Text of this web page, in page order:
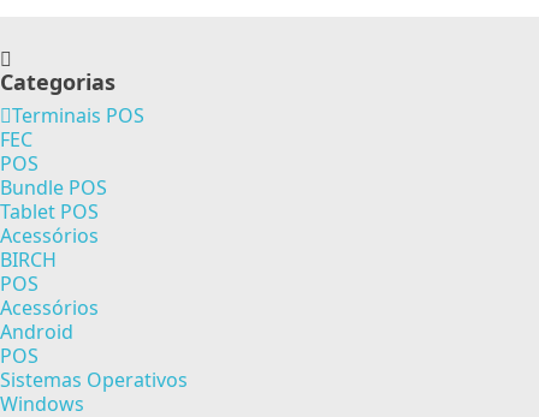
Categorias
Terminais POS
FEC
POS
Bundle POS
Tablet POS
Acessórios
BIRCH
POS
Acessórios
Android
POS
Sistemas Operativos
Windows